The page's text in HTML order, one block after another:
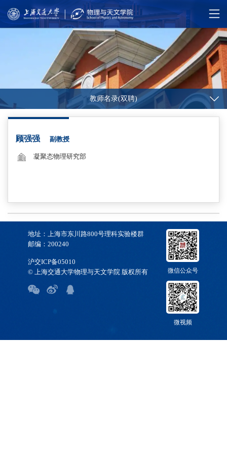
教师名录(双聘)
顾强强 副教授
凝聚态物理研究部
地址：上海市东川路800号理科实验楼群
邮编：200240
沪交ICP备05010
© 上海交通大学物理与天文学院 版权所有
微信公众号
微视频